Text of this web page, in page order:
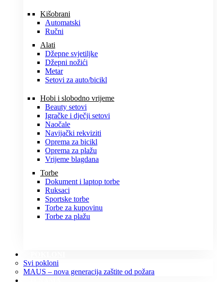
Kišobrani
Automatski
Ručni
Alati
Džepne svjetiljke
Džepni nožići
Metar
Setovi za auto/bicikl
Hobi i slobodno vrijeme
Beauty setovi
Igračke i dječji setovi
Naočale
Navijački rekviziti
Oprema za bicikl
Oprema za plažu
Vrijeme blagdana
Torbe
Dokument i laptop torbe
Ruksaci
Sportske torbe
Torbe za kupovinu
Torbe za plažu
Svi pokloni
MAUS – nova generacija zaštite od požara